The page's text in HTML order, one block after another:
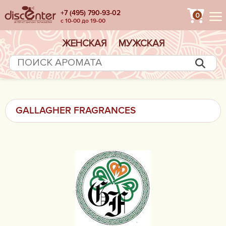
+7 (495) 790-93-02
с 10-00 до 19-00
0
ЖЕНСКАЯ МУЖСКАЯ
GALLAGHER FRAGRANCES